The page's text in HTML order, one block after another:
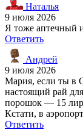
Наталья
9 июля 2026
Я тоже аптечный
Ответить
Андрей
9 июля 2026
Мария, если ты в
настоящий рай
порошок — 15 лир
Кстати, в
Ответить